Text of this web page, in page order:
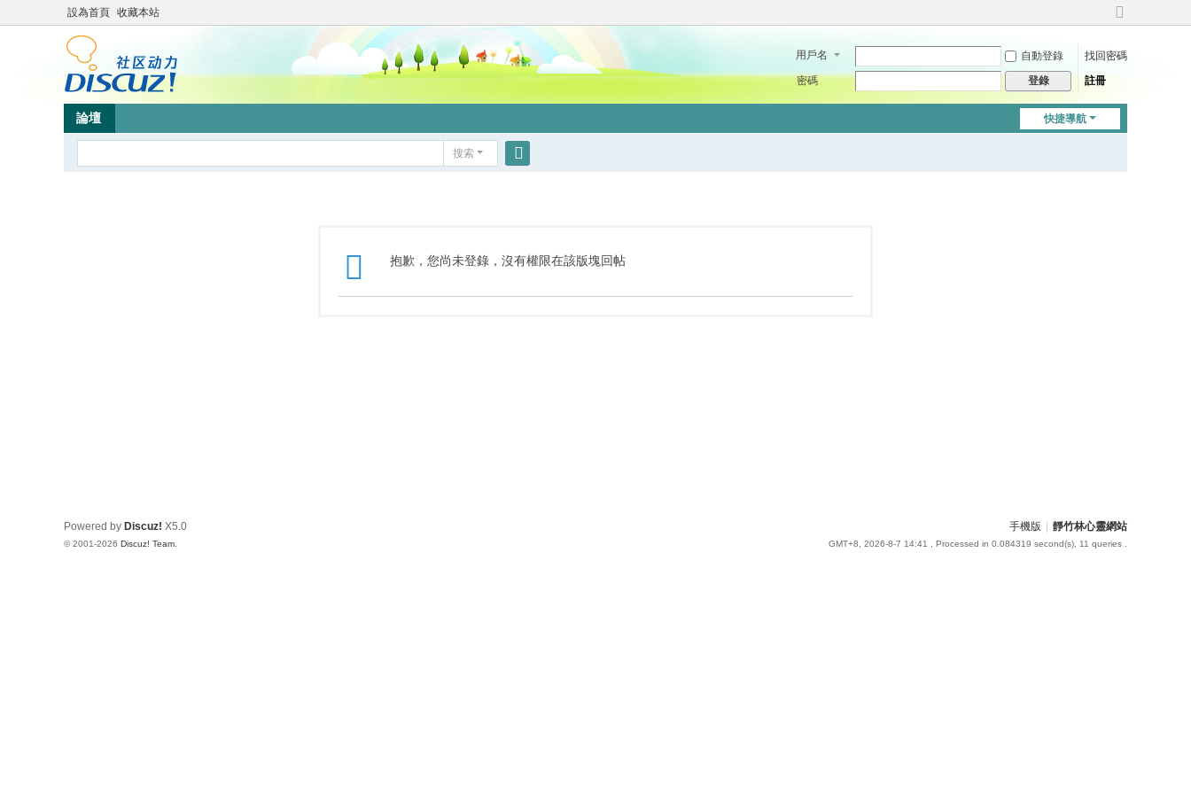
設為首頁 收藏本站
切
到
用戶名 自動登錄
找回密碼
密碼
登錄 註冊
快捷導航
論壇
搜索
抱歉，您尚未登錄，沒有權限在該版塊回帖
手機版 靜竹林心靈網站
GMT+8, 2026-8-7 14:41 , Processed in 0.084319 second(s), 11 queries .
Powered by Discuz! X5.0
© 2001-2026 Discuz! Team